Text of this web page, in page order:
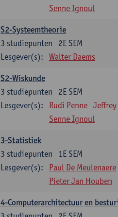
Senne Ignoul
S2-Systeemtheorie
2E SEM
3 studiepunten
Lesgever(s):
Walter Daems
S2-Wiskunde
2E SEM
3 studiepunten
Lesgever(s):
Rudi Penne
Senne Ignoul
3-Statistiek
1E SEM
3 studiepunten
Lesgever(s):
Paul De Meulenaere
Pieter Jan Houben
4-Computerarchitectuur en